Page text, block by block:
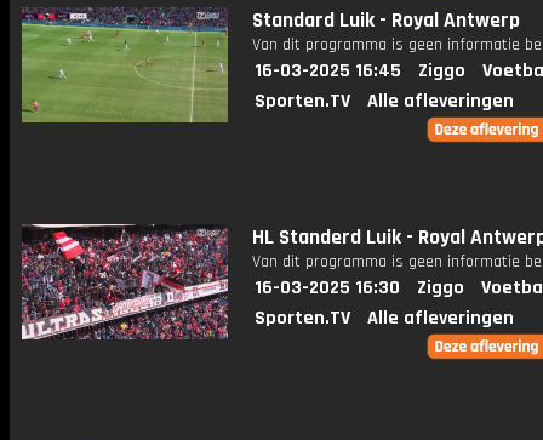
Standard Luik - Royal Antwerp
Van dit programma is geen informatie
16-03-2025 16:45 Ziggo
Sporten.TV
Alle afleveringen
HL Standerd Luik - Royal
Van dit programma is geen informatie
16-03-2025 16:30 Ziggo
Sporten.TV
Alle afleveringen